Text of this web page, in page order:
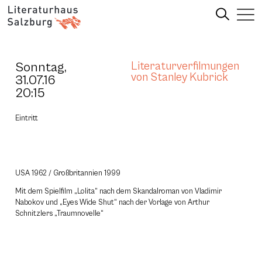
Sonntag,
31.07.16
20:15
Literaturverfilmungen
von Stanley Kubrick
Eintritt
USA 1962 / Großbritannien 1999
Mit dem Spielfilm „Lolita“ nach dem Skandalroman von Vladimir
Nabokov und „Eyes Wide Shut“ nach der Vorlage von Arthur
Schnitzlers „Traumnovelle“